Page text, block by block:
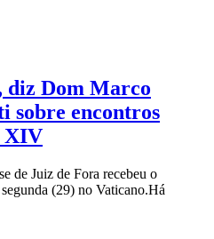
diz Dom Marco
sobre encontros
XIV
de Juiz de Fora recebeu o
(29) no Vaticano.Há